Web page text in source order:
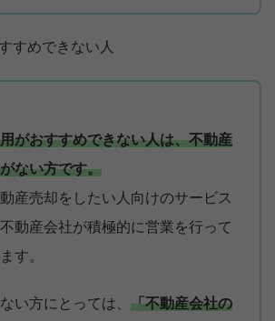
すめできない人
がおすすめできない人は、不動産
ない方です。
産売却をしたい人向けのサービス
動産会社が積極的に営業を行って
す。
い方にとっては、 「不動産会社の